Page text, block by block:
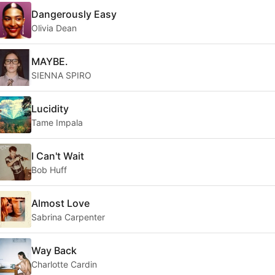
Dangerously Easy
Olivia Dean
MAYBE.
SIENNA SPIRO
Lucidity
Tame Impala
I Can't Wait
Bob Huff
Almost Love
Sabrina Carpenter
Way Back
Charlotte Cardin